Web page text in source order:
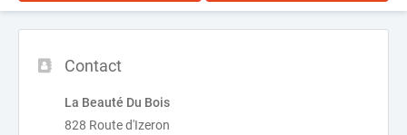
Contact
La Beauté Du Bois
828 Route d'Izeron